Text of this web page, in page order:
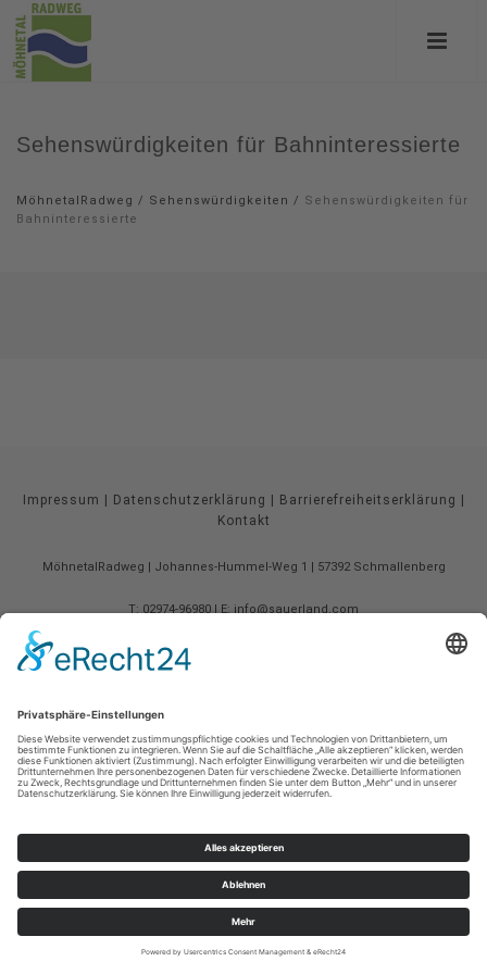
Sehenswürdigkeiten für Bahninteressierte
MöhnetalRadweg / Sehenswürdigkeiten / Sehenswürdigkeiten für
Bahninteressierte
Impressum Datenschutzerklärung Barrierefreiheitserklärung
Kontakt
MöhnetalRadweg Johannes-Hummel-Weg 1 57392 Schmallenberg
T: 02974-96980 E: info@sauerland.com
© 2026